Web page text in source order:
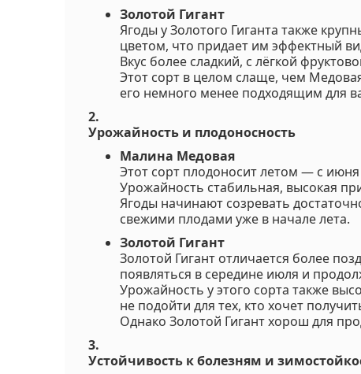
Золотой Гигант
Ягоды у Золотого Гиганта также
цветом, что придает им эффектный
Вкус более сладкий, с лёгкой
Этот сорт в целом слаще, чем
его немного менее подходящим для
2.
Урожайность и плодоносность
Малина Медовая
Этот сорт плодоносит летом — с
Урожайность стабильная, высокая
Ягоды начинают созревать
свежими плодами уже в начале лета.
Золотой Гигант
Золотой Гигант отличается более
появляться в середине июля и
Урожайность у этого сорта также
не подойти для тех, кто хочет
Однако Золотой Гигант хорош для
3.
Устойчивость к болезням и